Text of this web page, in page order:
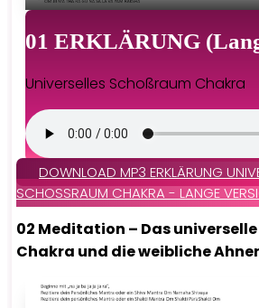
01 ERKLÄRUNG
Universelles Schoßraum Chakra
DOWNLOAD MP3 ERKLÄRUNG
SCHOSSRAUM CHAKRA - LANGE
02 Meditation – Das
Chakra und die weibliche